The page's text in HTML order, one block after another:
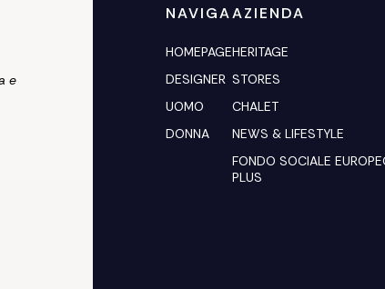
e
NAVIGA
HOMEPAGE
DESIGNER
UOMO
DONNA
AZIENDA
HERITAGE
STORES
CHALET
NEWS & LIFESTYLE
FONDO SOCIALE
PLUS